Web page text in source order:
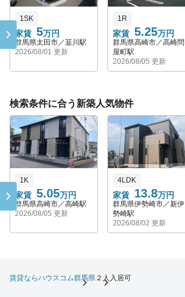
1SK
家賃 5万円
群馬県太田市／韮川駅
2026/08/01 更新
1R
家賃 5.25万円
群馬県高崎市／高崎問
屋町駅
2026/08/05 更新
検索条件に合う新築人気物件
1K
家賃 5.05万円
群馬県高崎市／高崎駅
2026/08/05 更新
4LDK
家賃 13.8万円
群馬県伊勢崎市／新伊
勢崎駅
2026/08/02 更新
賃貸ならハウスコム群馬県 ２人入居可